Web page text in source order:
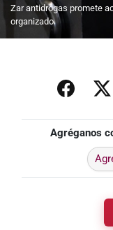
Zar antidrogas promete
organizado
Agréganos